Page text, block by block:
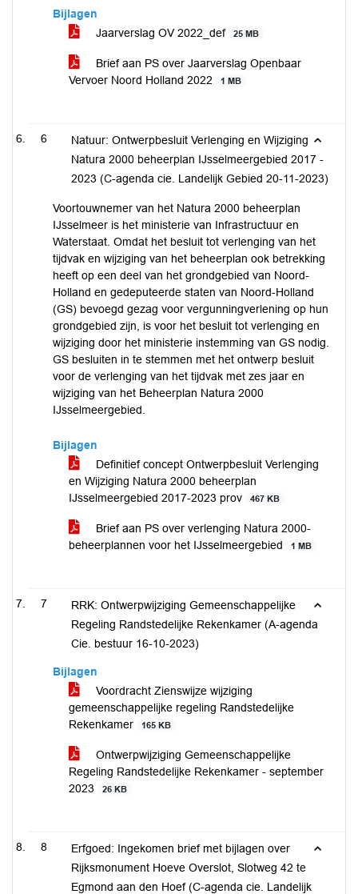
Bijlagen
Jaarverslag OV 2022_def
25 MB
Brief aan PS over Jaarverslag Openbaar
Vervoer Noord Holland 2022
1 MB
6
Natuur: Ontwerpbesluit Verlenging en Wijziging
Natura 2000 beheerplan IJsselmeergebied 2017 -
2023 (C-agenda cie. Landelijk Gebied 20-11-2023)
Voortouwnemer van het Natura 2000 beheerplan
IJsselmeer is het ministerie van Infrastructuur en
Waterstaat. Omdat het besluit tot verlenging van het
tijdvak en wijziging van het beheerplan ook betrekking
heeft op een deel van het grondgebied van Noord-
Holland en gedeputeerde staten van Noord-Holland
(GS) bevoegd gezag voor vergunningverlening op hun
grondgebied zijn, is voor het besluit tot verlenging en
wijziging door het ministerie instemming van GS nodig.
GS besluiten in te stemmen met het ontwerp besluit
voor de verlenging van het tijdvak met zes jaar en
wijziging van het Beheerplan Natura 2000
IJsselmeergebied.
Bijlagen
Definitief concept Ontwerpbesluit Verlenging
en Wijziging Natura 2000 beheerplan
IJsselmeergebied 2017-2023 prov
467 KB
Brief aan PS over verlenging Natura 2000-
beheerplannen voor het IJsselmeergebied
1 MB
7
RRK: Ontwerpwijziging Gemeenschappelijke
Regeling Randstedelijke Rekenkamer (A-agenda
Cie. bestuur 16-10-2023)
Bijlagen
Voordracht Zienswijze wijziging
gemeenschappelijke regeling Randstedelijke
Rekenkamer
165 KB
Ontwerpwijziging Gemeenschappelijke
Regeling Randstedelijke Rekenkamer - september
2023
26 KB
8
Erfgoed: Ingekomen brief met bijlagen over
Rijksmonument Hoeve Overslot, Slotweg 42 te
Egmond aan den Hoef (C-agenda cie. Landelijk